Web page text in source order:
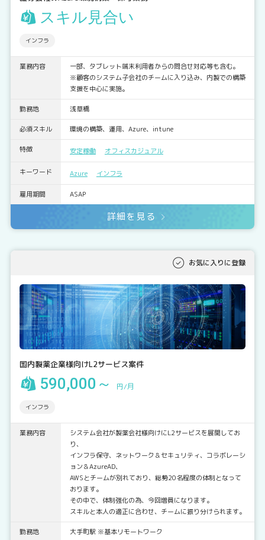
スキル見合い
インフラ
業務内容
一部、タブレット端末利用者からの問合せ対応等も含む。
※顧客のシステム子会社のチームに入り込み、内製での構築
支援を中心に実施。
勤務地 浅草橋
必須スキル 環境の構築、運用、Azure、intune
特徴 安定稼働 オフィスカジュアル
キーワード Azure インフラ
雇用期間 ASAP
詳細を見る
お気に入りに登録
国内製薬企業様向けL2サービス案件
590,000～ 円/月
インフラ
業務内容
システム会社が製薬会社様向けにL2サービスを展開してお
り、
インフラ保守、ネットワーク＆セキュリティ、コラボレーシ
ョン＆AzureAD、
AWSとチームが別れており、総勢20名程度の体制となって
おります。
その中で、体制強化の為、今回増員になります。
スキルと本人の適正に合わせ、チームに振り分けられます。
勤務地 大手町駅 ※基本リモートワーク